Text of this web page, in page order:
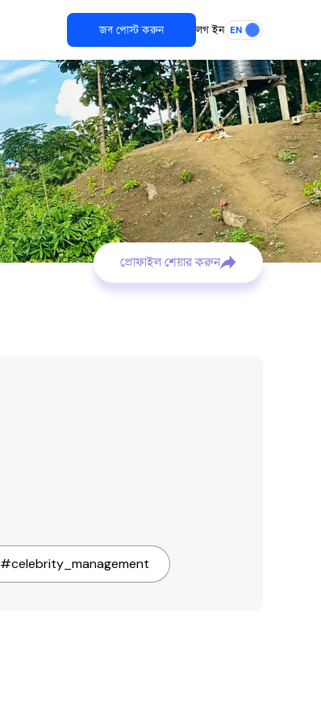
জব পোস্ট করুন লগ ইন EN
প্রোফাইল শেয়ার করুন
#celebrity_management